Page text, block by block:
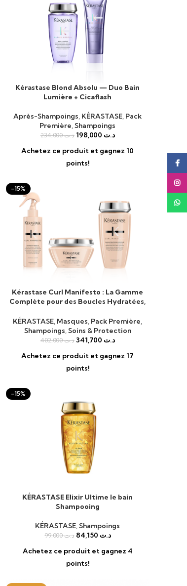
AJOUTER AU PANIER
Kérastase Blond Absolu — Duo Bain
Lumière + Cicaflash
Après-Shampoings, KÉRASTASE, Pack
Première,Shampoings
د.ت234,000 د.ت
Achetez ce produit et gagnez 10
points!
-15%
AJOUTER AU PANIER
Kérastase Curl Manifesto : La Gamme
Complète pour des Boucles Hydratées,
KÉRASTASE, Masques, Pack Première,
Shampoings,Soins & Protection
د.ت402,000 د.ت
Achetez ce produit et gagnez 17
points!
-15%
AJOUTER AU PANIER
KÉRASTASE Elixir Ultime le bain
Shampooing
KÉRASTASE,Shampoings
د.ت99,000 د.ت
Achetez ce produit et gagnez 4
points!